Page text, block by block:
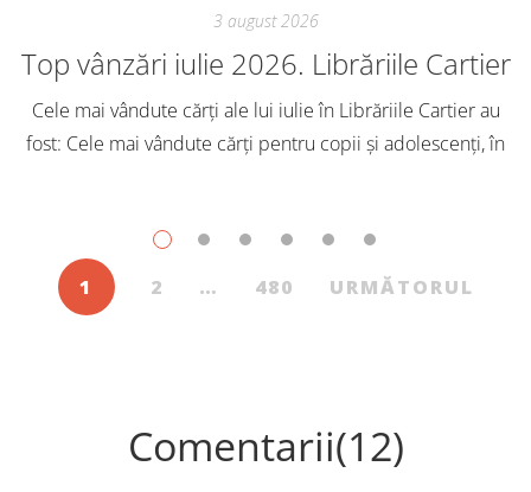
3 august 2026
Top vânzări iulie 2026. Librăriile Cartier
Cele mai vândute cărți ale lui iulie în Librăriile Cartier au
fost: Cele mai vândute cărți pentru copii și adolescenți, în
1 2 … 480 URMĂTORUL
Comentarii(12)